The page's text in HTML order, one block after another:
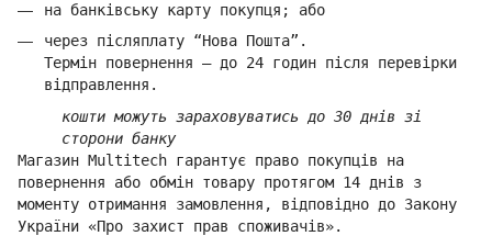
на банківську карту покупця; або
через післяплату “Нова Пошта”.
Термін повернення — до 24 годин після перевірки
відправлення.
кошти можуть зараховуватись до 30 днів зі
сторони банку
Магазин Multitech гарантує право покупців на
повернення або обмін товару протягом 14 днів з
моменту отримання замовлення, відповідно до Закону
України «Про захист прав споживачів».